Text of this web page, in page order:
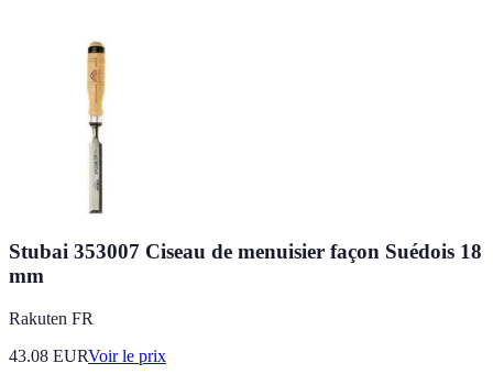
Stubai 353007 Ciseau de menuisier façon Suédois 18
mm
Rakuten FR
43.08 EURVoir le prix